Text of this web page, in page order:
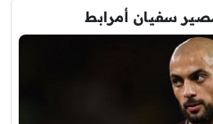
سفيان أمرابط